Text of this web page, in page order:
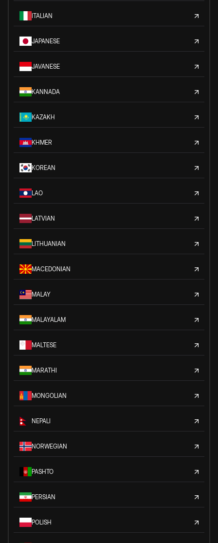
ITALIAN
JAPANESE
JAVANESE
KANNADA
KAZAKH
KHMER
KOREAN
LAO
LATVIAN
LITHUANIAN
MACEDONIAN
MALAY
MALAYALAM
MALTESE
MARATHI
MONGOLIAN
NEPALI
NORWEGIAN
PASHTO
PERSIAN
POLISH